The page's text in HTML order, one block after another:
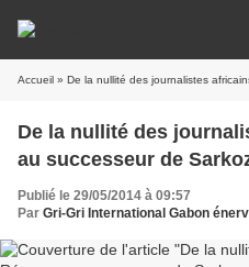
Accueil » De la nullité des journalistes
De la nullité des
au successeur de
Publié le 29/05/2014 à 09:57
Par Gri-Gri International Gabon